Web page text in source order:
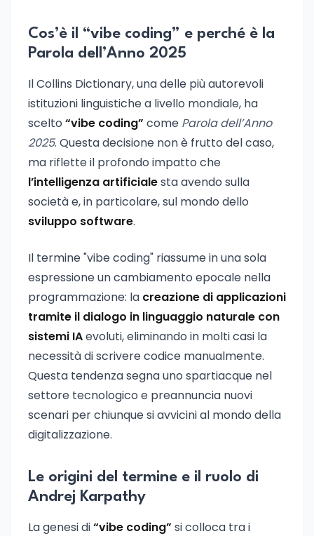
Cos’è il “vibe coding” e perché è la
Parola dell’Anno 2025
Il Collins Dictionary, una delle più autorevoli
istituzioni linguistiche a livello mondiale, ha
scelto “vibe coding” come Parola dell’Anno
2025. Questa decisione non è frutto del caso,
ma riflette il profondo impatto che
l’intelligenza artificialesta avendo sulla
società e, in particolare, sul mondo dello
sviluppo software.
Il termine "vibe coding" riassume in una sola
espressione un cambiamento epocale nella
programmazione: la creazione di applicazioni
tramite il dialogo in linguaggio naturale con
sistemi IAevoluti, eliminando in molti casi la
necessità di scrivere codice manualmente.
Questa tendenza segna uno spartiacque nel
settore tecnologico e preannuncia nuovi
scenari per chiunque si avvicini al mondo della
digitalizzazione.
Le origini del termine e il ruolo di
Andrej Karpathy
La genesi di“vibe coding” si colloca tra i